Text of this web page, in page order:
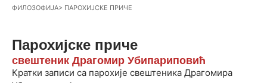
ФИЛОЗОФИЈА> ПАРОХИЈСКЕ ПРИЧЕ
Парохијске приче
свештеник Драгомир Убипариповић
Кратки записи са парохије свештеника Драгомира